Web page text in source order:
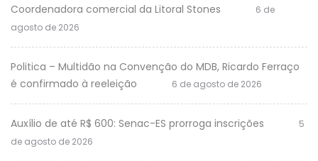
Coordenadora comercial da Litoral Stones
6 de
agosto de 2026
Politica – Multidão na Convenção do MDB, Ricardo Ferraço
é confirmado à reeleição
6 de agosto de 2026
Auxílio de até R$ 600: Senac-ES prorroga inscrições
5
de agosto de 2026